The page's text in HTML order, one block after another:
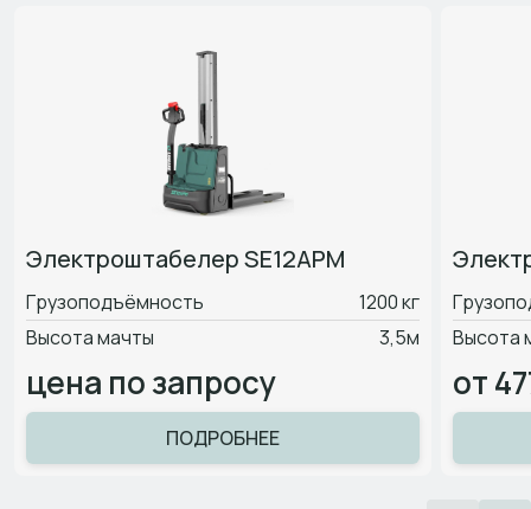
Электроштабелер SE12APM
Грузоподъёмность
1200 кг
Высота мачты
3,5м
цена по запросу
ПОДРОБНЕЕ
Высота
от